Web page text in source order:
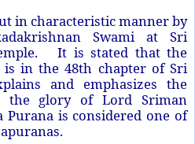
in characteristic manner by
Swami at Sri
It is stated that the
is in the 48th chapter of Sri
and emphasizes the
the glory of Lord Sriman
is considered one of